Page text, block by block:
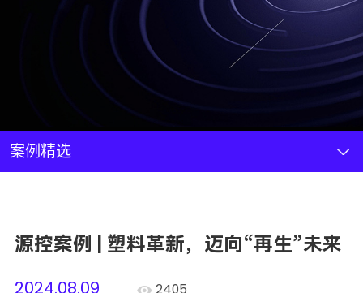
商务模式
新闻资讯
加入我们
案例精选
源控案例 | 塑料革新，迈向“再生”未来